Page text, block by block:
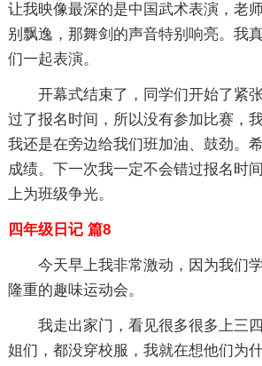
让我映像最深的是中国武术表演，老
别飘逸，那舞剑的声音特别响亮。我
们一起表演。
开幕式结束了，同学们开始了紧
过了报名时间，所以没有参加比赛，
我还是在旁边给我们班加油、鼓劲。
成绩。下一次我一定不会错过报名时
上为班级争光。
四年级日记 篇8
今天早上我非常激动，因为我们
隆重的趣味运动会。
我走出家门，看见很多很多上三
姐们，都没穿校服，我就在想他们为